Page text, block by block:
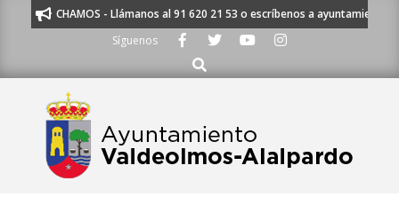
- Llámanos al 91 620 21 53 o escríbenos a
Síguenos
Buscar